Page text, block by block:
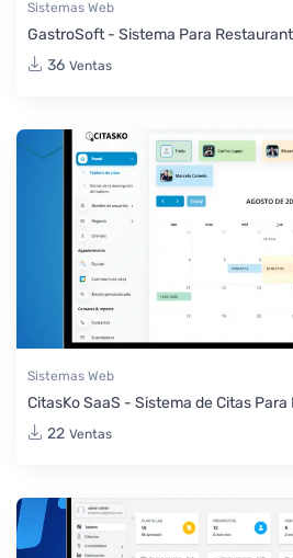
Sistemas Web
GastroSoft - Sistema Para
36 Ventas
Sistemas Web
CitasKo SaaS - Sistema de Citas
22 Ventas